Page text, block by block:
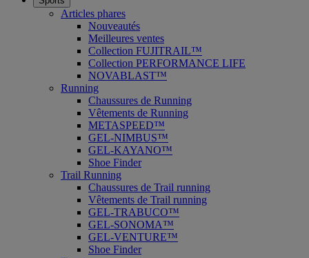
Articles phares
Nouveautés
Meilleures ventes
Collection FUJITRAIL™
Collection PERFORMANCE LIFE
NOVABLAST™
Running
Chaussures de Running
Vêtements de Running
METASPEED™
GEL-NIMBUS™
GEL-KAYANO™
Shoe Finder
Trail Running
Chaussures de Trail running
Vêtements de Trail running
GEL-TRABUCO™
GEL-SONOMA™
GEL-VENTURE™
Shoe Finder